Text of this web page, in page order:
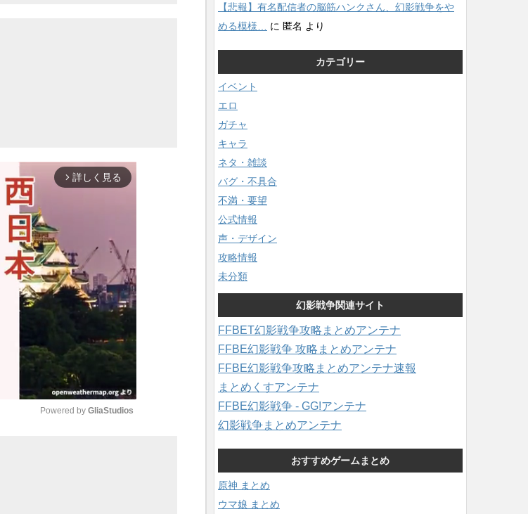
arrow_forward_ios 詳しく見る
Powered by GliaStudios
【悲報】有名配信者の脳筋ハンクさん、幻影戦争をや
める模様…
に 匿名 より
カテゴリー
イベント
エロ
ガチャ
キャラ
ネタ・雑談
バグ・不具合
不満・要望
公式情報
声・デザイン
攻略情報
未分類
幻影戦争関連サイト
FFBET幻影戦争攻略まとめアンテナ
FFBE幻影戦争 攻略まとめアンテナ
FFBE幻影戦争攻略まとめアンテナ速報
まとめくすアンテナ
FFBE幻影戦争 - GG!アンテナ
幻影戦争まとめアンテナ
おすすめゲームまとめ
原神 まとめ
ウマ娘 まとめ